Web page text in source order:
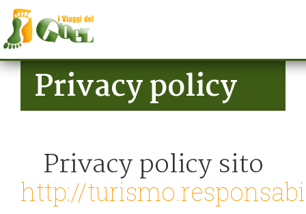
Skip to main content
Privacy policy
Privacy policy sito
http://